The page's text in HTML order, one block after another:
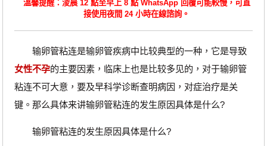
溫馨提醒：淩晨 12 點至早上 8 點 WhatsApp 回覆可能較慢，可直
接使用夜間 24 小時在線諮詢。
输卵管粘连是输卵管疾病中比较典型的一种，它是导致
女性不孕的主要因素，临床上也是比较多见的，对于输卵管
粘连不可大意，要及早科学诊断查明病因，对症治疗是关
键。那么具体来讲输卵管粘连的发生原因具体是什么?
输卵管粘连的发生原因具体是什么?